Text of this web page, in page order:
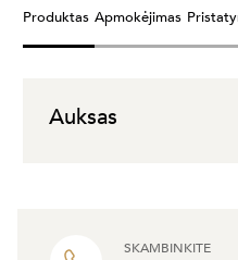
SKAMBINKITE
Produktas Apmokėjimas
Auksas